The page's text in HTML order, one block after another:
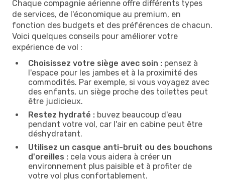
Chaque compagnie aérienne offre différents types
de services, de l'économique au premium, en
fonction des budgets et des préférences de chacun.
Voici quelques conseils pour améliorer votre
expérience de vol :
Choisissez votre siège avec soin : pensez à
l'espace pour les jambes et à la proximité des
commodités. Par exemple, si vous voyagez avec
des enfants, un siège proche des toilettes peut
être judicieux.
Restez hydraté : buvez beaucoup d'eau
pendant votre vol, car l'air en cabine peut être
déshydratant.
Utilisez un casque anti-bruit ou des bouchons
d'oreilles : cela vous aidera à créer un
environnement plus paisible et à profiter de
votre vol plus confortablement.